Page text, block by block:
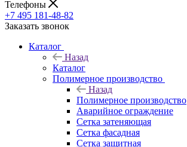
Телефоны
+7 495 181-48-82
Заказать звонок
Каталог
Назад
Каталог
Полимерное производство
Назад
Полимерное производство
Аварийное ограждение
Сетка затеняющая
Сетка фасадная
Сетка защитная